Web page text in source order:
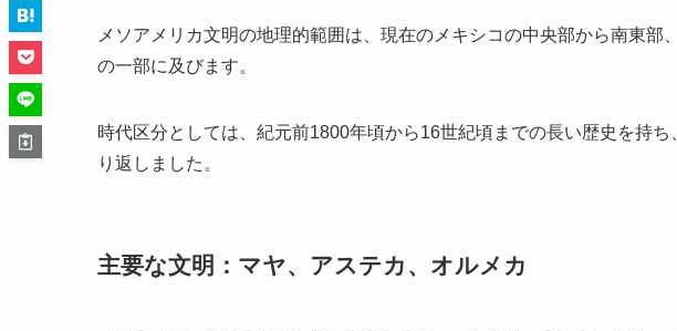
メソアメリカ文明の地理的範囲は、現在のメキシコの中央部から南東部
の一部に及びます。
時代区分としては、紀元前1800年頃から16世紀頃までの長い歴史を持
り返しました。
主要な文明：マヤ、アステカ、オルメカ